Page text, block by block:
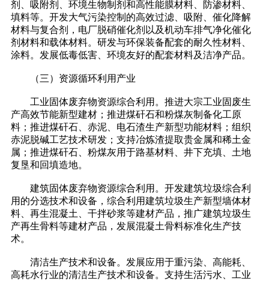
剂、吸附剂、环境生物制剂和高性能膜材料、防渗材料、
填料等。开发大气污染控制的高效过滤、吸附、催化降解
材料与复合剂，电厂脱硝催化剂以及机动车排气净化催化
剂材料和载体材料。研发与环保装备配套的耐久性材料、
涂料。发展低毒低害、环境友好的配套材料及洁净产品。
（三）资源循环利用产业
工业固体废弃物资源综合利用。推进大宗工业固废生
产高效节能新型建材；推进煤矸石和粉煤灰制备化工原
料；推进煤矸石、赤泥、电石渣生产新型功能材料；组织
赤泥脱碱工艺技术研发；支持冶炼渣提取贵金属和稀土金
属；推进煤矸石、粉煤灰用于路基材料、井下充填、土地
复垦和回填造地。
建筑固体废弃物资源综合利用。开发建筑垃圾综合利
用的分选技术和设备，综合利用建筑垃圾生产新型墙体材
料、再生混凝土、干拌砂浆等建材产品，推广建筑垃圾生
产再生骨料等建材产品，发展混凝土骨料标准化生产技
术。
清洁生产技术和设备。发展应用于重污染、高能耗、
高耗水行业的清洁生产技术和设备。支持生活污水、工业